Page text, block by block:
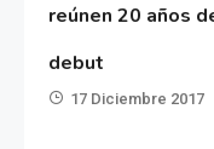
reúnen 20 años
debut
17 Diciembre 2017